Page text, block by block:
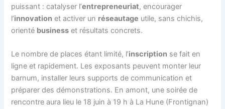
puissant : catalyser l’entrepreneuriat, encourager
l’innovation et activer un réseautage utile, sans chichis,
orienté business et résultats concrets.
Le nombre de places étant limité, l’inscription se fait en
ligne et rapidement. Les exposants peuvent monter leur
barnum, installer leurs supports de communication et
préparer des démonstrations. En amont, une soirée de
rencontre aura lieu le 18 juin à 19 h à La Hune (Frontignan)